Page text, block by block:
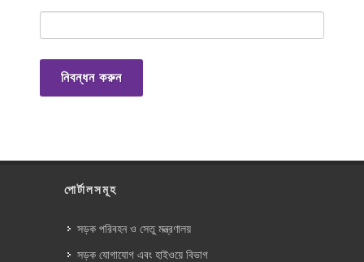
নিবন্ধন করুন
পোর্টালসমূহ
সড়ক পরিবহন ও সেতু মন্ত্রণালয়
সড়ক যোগাযোগ এবং হাইওয়ে বিভাগ